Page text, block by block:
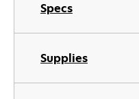
Specs
Supplies